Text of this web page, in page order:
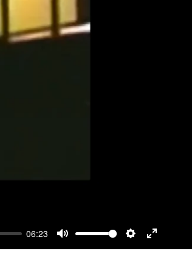
06:23
Mute Settings
Enter